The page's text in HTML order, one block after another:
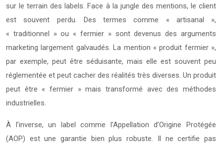
sur le terrain des labels. Face à la jungle des mentions, le client
est souvent perdu. Des termes comme « artisanal »,
« traditionnel » ou « fermier » sont devenus des arguments
marketing largement galvaudés. La mention « produit fermier »,
par exemple, peut être séduisante, mais elle est souvent peu
réglementée et peut cacher des réalités très diverses. Un produit
peut être « fermier » mais transformé avec des méthodes
industrielles.
À l’inverse, un label comme l’Appellation d’Origine Protégée
(AOP) est une garantie bien plus robuste. Il ne certifie pas